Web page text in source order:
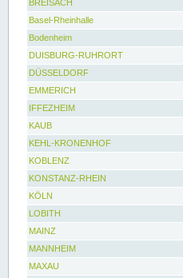
BREISACH
Basel-Rheinhalle
Bodenheim
DUISBURG-RUHRORT
DÜSSELDORF
EMMERICH
IFFEZHEIM
KAUB
KEHL-KRONENHOF
KOBLENZ
KONSTANZ-RHEIN
KÖLN
LOBITH
MAINZ
MANNHEIM
MAXAU